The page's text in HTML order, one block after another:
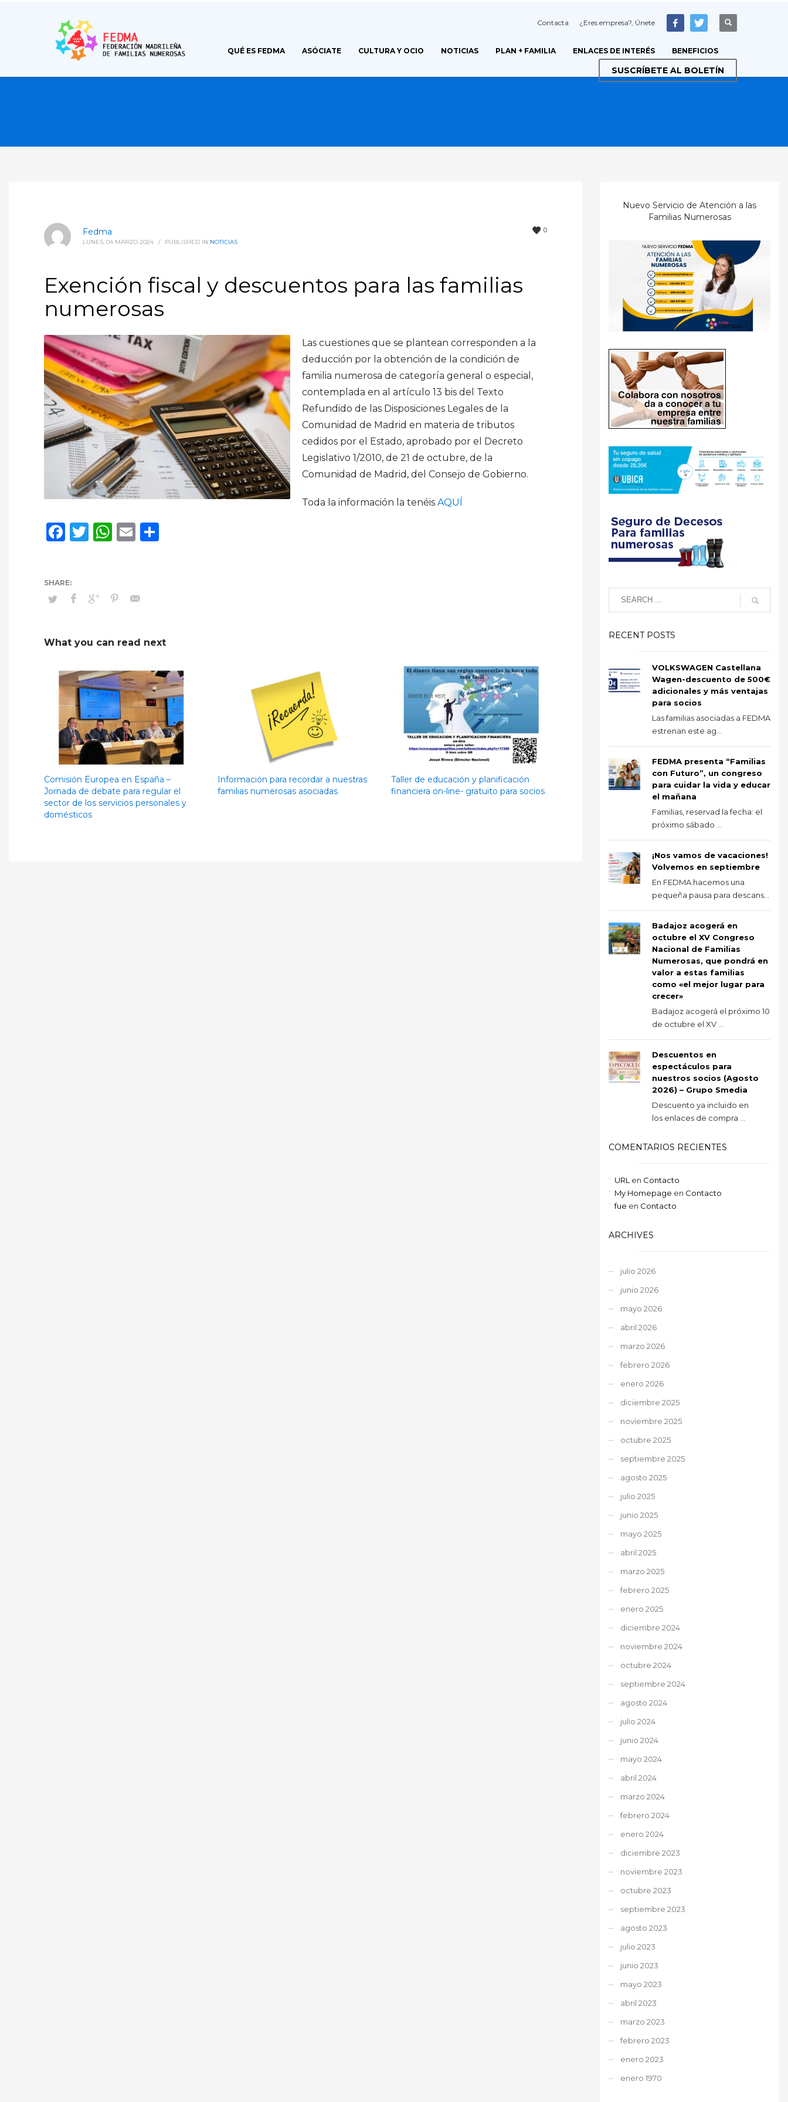
Contacta ¿Eres empresa?, Únete
QUÉ ES FEDMA ASÓCIATE CULTURA Y OCIO NOTICIAS PLAN + FAMILIA ENLACES DE INTERÉS BENEFICIOS
SUSCRÍBETE AL BOLETÍN
0
Fedma
LUNES, 04 MARZO 2024 / PUBLISHED IN NOTICIAS
Exención fiscal y descuentos para las familias
numerosas
Las cuestiones que se plantean corresponden a la
deducción por la obtención de la condición de
familia numerosa de categoría general o especial,
contemplada en al artículo 13 bis del Texto
Refundido de las Disposiciones Legales de la
Comunidad de Madrid en materia de tributos
cedidos por el Estado, aprobado por el Decreto
Legislativo 1/2010, de 21 de octubre, de la
Comunidad de Madrid, del Consejo de Gobierno.
Toda la información la tenéis AQUÍ
Facebook
Twitter
WhatsApp
Email
What you can read next
Comisión Europea en España –
Jornada de debate para regular el
sector de los servicios personales y
domésticos
Información para recordar a nuestras
familias numerosas asociadas
Taller de educación y planificación
financiera on-line- gratuito para socios
Nuevo Servicio de Atención a las
Familias Numerosas
RECENT POSTS
VOLKSWAGEN Castellana
Wagen-descuento de 500€
adicionales y más ventajas
para socios
Las familias asociadas a FEDMA
estrenan este ag...
FEDMA presenta “Familias
con Futuro”, un congreso
para cuidar la vida y educar
el mañana
Familias, reservad la fecha: el
próximo sábado ...
¡Nos vamos de vacaciones!
Volvemos en septiembre
En FEDMA hacemos una
pequeña pausa para descans...
Badajoz acogerá en
octubre el XV Congreso
Nacional de Familias
Numerosas, que pondrá en
valor a estas familias
como «el mejor lugar para
crecer»
Badajoz acogerá el próximo 10
de octubre el XV ...
Descuentos en
espectáculos para
nuestros socios (Agosto
2026) – Grupo Smedia
Descuento ya incluido en
los enlaces de compra ...
COMENTARIOS RECIENTES
URL en Contacto
My Homepage en Contacto
fue en Contacto
ARCHIVES
julio 2026
junio 2026
mayo 2026
abril 2026
marzo 2026
febrero 2026
enero 2026
diciembre 2025
noviembre 2025
octubre 2025
septiembre 2025
agosto 2025
julio 2025
junio 2025
mayo 2025
abril 2025
marzo 2025
febrero 2025
enero 2025
diciembre 2024
noviembre 2024
octubre 2024
septiembre 2024
agosto 2024
julio 2024
junio 2024
mayo 2024
abril 2024
marzo 2024
febrero 2024
enero 2024
diciembre 2023
noviembre 2023
octubre 2023
septiembre 2023
agosto 2023
julio 2023
junio 2023
mayo 2023
abril 2023
marzo 2023
febrero 2023
enero 2023
enero 1970